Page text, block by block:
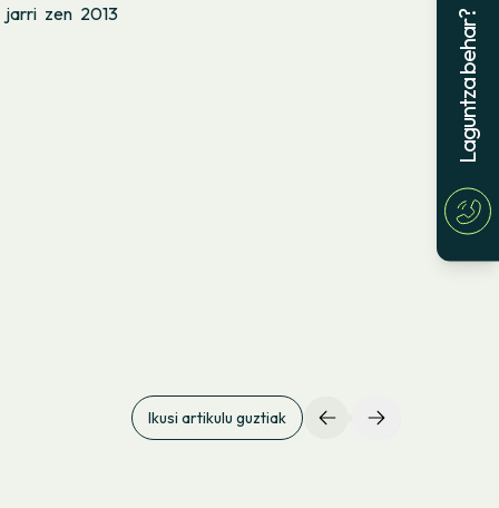
jarri zen 2013
Ikusi artikulu guztiak
Laguntza behar?